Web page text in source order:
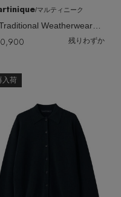
ど)
全ての価格
/マルティニーク
【Traditional Weatherwear】サイドゴアミドルレインブーツ
残りわずか
入荷